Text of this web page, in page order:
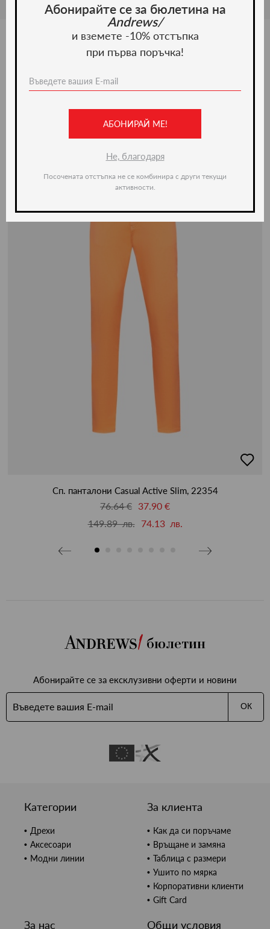
в
Сп. панталони Casual Active Slim, 22354
76.64 € 37.90 €
149.89 лв.
74.13 лв.
бюлетин
Абонирайте се за ексклузивни оферти и новини
ОК
Категории
Дрехи
Аксесоари
Модни линии
За клиента
Как да си поръчаме
Връщане и замяна
Таблица с размери
Ушито по мярка
Корпоративни клиенти
Gift Card
За нас Общи условия
Абонирайте се за бюлетина на
Andrews/
и вземете -10% отстъпка
при първа поръчка!
АБОНИРАЙ МЕ!
Не, благодаря
Посочената отстъпка не се комбинира с други текущи
активности.